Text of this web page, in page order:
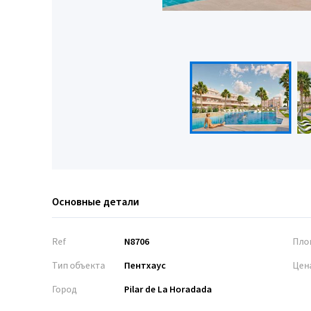
Основные детали
Ref
N8706
Тип объекта
Пентхаус
Город
Pilar de La Horadada